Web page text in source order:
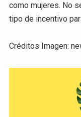
como mujeres. No
tipo de incentivo
Créditos Imagen: